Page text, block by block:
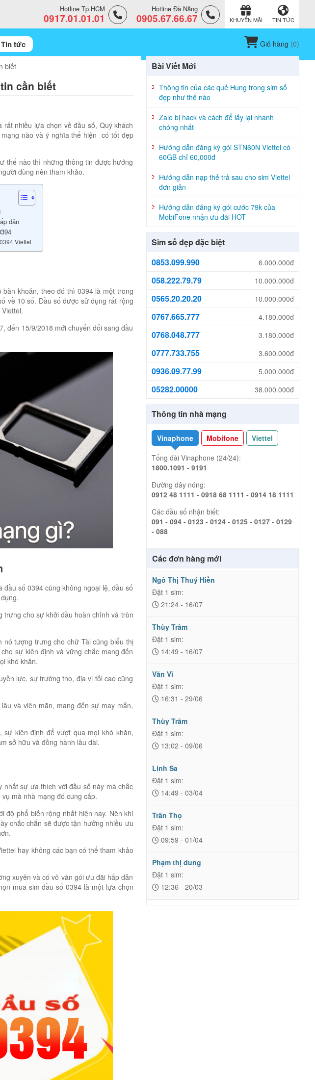
Hotline Tp.HCM
0917.01.01.01
Hotline Đà Nẵng
0905.67.66.67 KHUYẾN MÃI TIN TỨC
Tin tức Giỏ hàng (0)
biết
cần biết
nhiều lựa chọn về đầu số, Quý khách
nào và ý nghĩa thể hiện có tốt đẹp
thế nào thì những thông tin được hướng
dùng nên tham khảo.
dẫn
Viettel
khoăn, theo đó thì 0394 là một trong
về 10 số. Đầu số được sử dụng rất rộng
đến 15/9/2018 mới chuyển đổi sang đầu
số 0394 cũng không ngoại lệ, đầu số
trưng cho sự khởi đầu hoàn chỉnh và tròn
tượng trưng cho chữ Tài cũng biểu thị
sự kiên định và vững chắc mang đến
khó khăn.
lực, sự trường thọ, địa vị tối cao cũng
và viên mãn, mang đến sự may mắn,
kiên định để vượt qua mọi khó khăn,
sở hữu và đồng hành lâu dài.
sự ưa thích với đầu số này mà chắc
mà nhà mạng đó cung cấp.
độ phổ biến rộng nhất hiện nay. Nên khi
chắc chắn sẽ được tận hưởng nhiều ưu
hay không các bạn có thể tham khảo
xuyên và có vô vàn gói ưu đãi hấp dẫn
mua sim đầu số 0394 là một lựa chọn
Bài Viết Mới
Thông tin của các quẻ Hung trong sim số
đẹp như thế nào
Zalo bị hack và cách để lấy lại nhanh
chóng nhất
Hướng dẫn đăng ký gói STN60N Viettel có
60GB chỉ 60,000đ
Hướng dẫn nạp thẻ trả sau cho sim Viettel
đơn giản
Hướng dẫn đăng ký gói cước 79k của
MobiFone nhận ưu đãi HOT
Sim số đẹp đặc biệt
0853.099.990
6.000.000đ
058.222.79.79 10.000.000đ
0565.20.20.20 10.000.000đ
0767.665.777 4.180.000đ
0768.048.777 3.180.000đ
0777.733.755 3.600.000đ
0936.09.77.99 5.000.000đ
05282.00000 38.000.000đ
Thông tin nhà mạng
Vinaphone Mobifone
Viettel
Tổng đài Vinaphone (24/24):
1800.1091 - 9191
Đường dây nóng:
0912 48 1111 - 0918 68 1111 - 0914 18 1111
Các đầu số nhận biết:
091 - 094 - 0123 - 0124 - 0125 - 0127 - 0129
- 088
Các đơn hàng mới
Ngô Thị Thuý Hiền
Đặt 1 sim:
21:24 - 16/07
Thùy Trâm
Đặt 1 sim:
14:49 - 16/07
Văn Vĩ
Đặt 1 sim:
16:31 - 29/06
Thùy Trâm
Đặt 1 sim:
13:02 - 09/06
Linh Sa
Đặt 1 sim:
14:49 - 03/04
Trần Thọ
Đặt 1 sim:
09:59 - 01/04
Phạm thị dung
Đặt 1 sim:
12:36 - 20/03